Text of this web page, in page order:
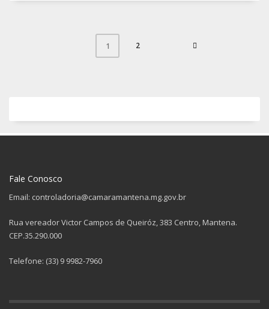
1 2
Fale Conosco
Email: controladoria@camaramantena.mg.gov.br
Rua vereador Victor Campos de Queiróz, 383 Centro, Mantena.
CEP.35.290.000
Telefone: (33) 9 9982-7960